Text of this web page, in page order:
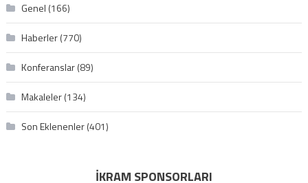
Genel (166)
Haberler(770)
Konferanslar(89)
Makaleler(134)
Son Eklenenler(401)
İKRAM SPONSORLARI